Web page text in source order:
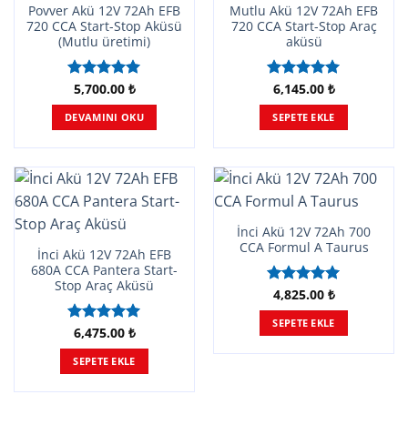
Povver Akü 12V 72Ah EFB
720 CCA Start-Stop Aküsü
(Mutlu üretimi)
5 üzerinden
5.00oy
aldı
5,700.00 ₺
DEVAMINI OKU
Mutlu Akü 12V 72Ah EFB
720 CCA Start-Stop Araç
aküsü
5 üzerinden
5.00oy
aldı
6,145.00 ₺
SEPETE EKLE
İnci Akü 12V 72Ah EFB
680A CCA Pantera Start-
Stop Araç Aküsü
5 üzerinden
5.00oy
aldı
6,475.00 ₺
SEPETE EKLE
İnci Akü 12V 72Ah 700
CCA Formul A Taurus
5 üzerinden
5.00oy
aldı
4,825.00 ₺
SEPETE EKLE